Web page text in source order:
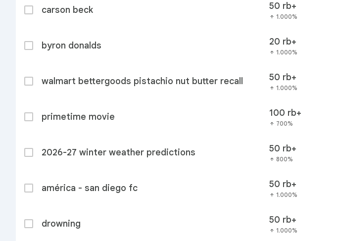
carson beck 50 rb+
arrow_upward 1.000%
byron donalds 20 rb+
arrow_upward 1.000%
walmart bettergoods pistachio nut butter recall 50 rb+
arrow_upward 1.000%
primetime movie 100 rb+
arrow_upward 700%
2026-27 winter weather predictions 50 rb+
arrow_upward 800%
américa - san diego fc 50 rb+
arrow_upward 1.000%
drowning 50 rb+
arrow_upward 1.000%